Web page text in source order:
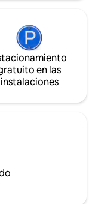
en las
instalaciones